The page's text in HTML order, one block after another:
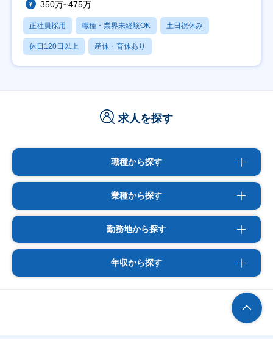
350万~475万
正社員採用 職種・業界未経験OK 土日祝休み
休日120日以上 産休・育休あり
求人を探す
職種から探す
業種から探す
勤務地から探す
年収から探す